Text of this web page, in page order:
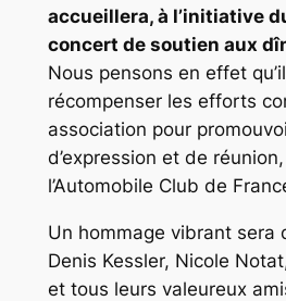
accueillera, à l’initiative
concert de soutien aux
Nous pensons en effet
récompenser les efforts
association pour
d’expression et de
l’Automobile Club de
Un hommage vibrant sera
Denis Kessler, Nicole
et tous leurs valeureux